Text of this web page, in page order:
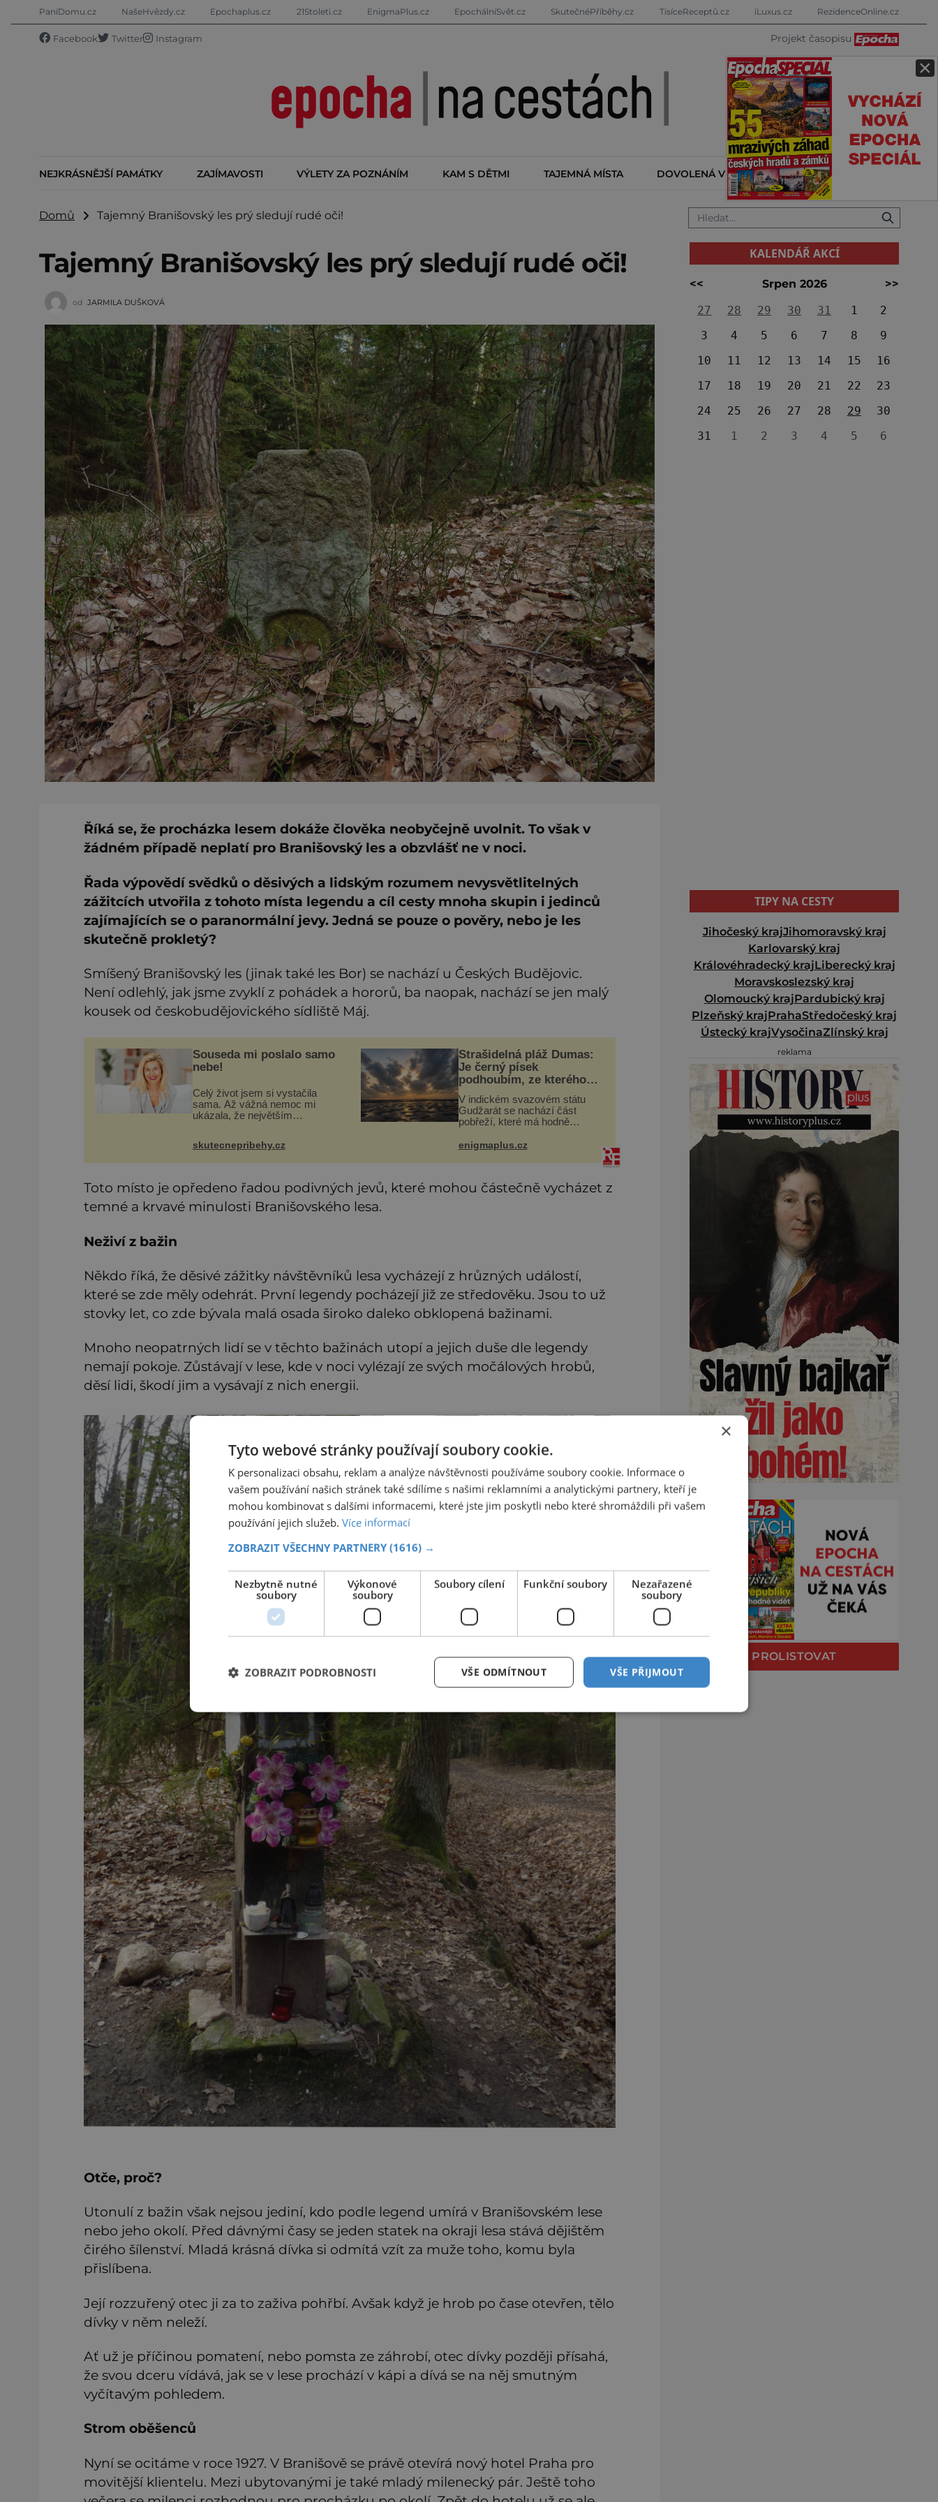
×
PaníDomu.cz NašeHvězdy.cz Epochaplus.cz 21Stoleti.cz EnigmaPlus.cz EpochálníSvět.cz SkutečnéPříběhy.cz TisíceReceptů.cz iLuxus.cz RezidenceOnline.cz
Facebook Twitter Instagram Projekt časopisu
NEJKRÁSNĚJŠÍ PAMÁTKY ZAJÍMAVOSTI VÝLETY ZA POZNÁNÍM KAM S DĚTMI TAJEMNÁ MÍSTA DOVOLENÁ V ZAHRANIČÍ KALENDÁŘ AKCÍ
Domů Tajemný Branišovský les prý sledují rudé oči!
Tajemný Branišovský les prý sledují rudé oči!
od JARMILA DUŠKOVÁ
Říká se, že procházka lesem dokáže člověka neobyčejně uvolnit. To však v
žádném případě neplatí pro Branišovský les a obzvlášť ne v noci.
Řada výpovědí svědků o děsivých a lidským rozumem nevysvětlitelných
zážitcích utvořila z tohoto místa legendu a cíl cesty mnoha skupin i jedinců
zajímajících se o paranormální jevy. Jedná se pouze o pověry, nebo je les
skutečně prokletý?
Smíšený Branišovský les (jinak také les Bor) se nachází u Českých Budějovic.
Není odlehlý, jak jsme zvyklí z pohádek a hororů, ba naopak, nachází se jen malý
kousek od českobudějovického sídliště Máj.
Souseda mi poslalo samo
nebe!
Celý život jsem si vystačila
sama. Až vážná nemoc mi
ukázala, že největším
ochotný podat pomocnou ruku.
Vždycky jsem byla spíš
skutecnepribehy.cz
Strašidelná pláž Dumas:
Je černý písek
podhoubím, ze kterého
roste zlo?
V indickém svazovém státu
Gudžarát se nachází část
pobřeží, které má hodně
přispívá i černý písek této
netypické zbarvení? Nakolik
enigmaplus.cz
Toto místo je opředeno řadou podivných jevů, které mohou částečně vycházet z
temné a krvavé minulosti Branišovského lesa.
Neživí z bažin
Někdo říká, že děsivé zážitky návštěvníků lesa vycházejí z hrůzných událostí,
které se zde měly odehrát. První legendy pocházejí již ze středověku. Jsou to už
stovky let, co zde bývala malá osada široko daleko obklopená bažinami.
Mnoho neopatrných lidí se v těchto bažinách utopí a jejich duše dle legendy
nemají pokoje. Zůstávají v lese, kde v noci vylézají ze svých močálových hrobů,
děsí lidi, škodí jim a vysávají z nich energii.
Otče, proč?
Utonulí z bažin však nejsou jediní, kdo podle legend umírá v Branišovském lese
nebo jeho okolí. Před dávnými časy se jeden statek na okraji lesa stává dějištěm
čirého šílenství. Mladá krásná dívka si odmítá vzít za muže toho, komu byla
přislíbena.
Její rozzuřený otec ji za to zaživa pohřbí. Avšak když je hrob po čase otevřen, tělo
dívky v něm neleží.
Ať už je příčinou pomatení, nebo pomsta ze záhrobí, otec dívky později přísahá,
že svou dceru vídává, jak se v lese prochází v kápi a dívá se na něj smutným
vyčítavým pohledem.
Strom oběšenců
Nyní se ocitáme v roce 1927. V Branišově se právě otevírá nový hotel Praha pro
movitější klientelu. Mezi ubytovanými je také mladý milenecký pár. Ještě toho
KALENDÁŘ AKCÍ
<< Srpen 2026
>>
27
28 29 30 31 1
2
3
4 5 6 7 8
9
10
11 12 13 14 15
16
17
18 19 20 21 22
23
24
25 26 27 28 29
30
31
1 2 3 4 5 6
TIPY NA CESTY
Jihočeský krajJihomoravský kraj
Karlovarský kraj
Královéhradecký krajLiberecký kraj
Moravskoslezský kraj
Olomoucký krajPardubický kraj
Plzeňský krajPrahaStředočeský kraj
Ústecký krajVysočinaZlínský kraj
reklama
PROLISTOVAT
×
Tyto webové stránky používají soubory cookie.
K personalizaci obsahu, reklam a analýze návštěvnosti používáme soubory cookie. Informace o
vašem používání našich stránek také sdílíme s našimi reklamními a analytickými partnery, kteří je
mohou kombinovat s dalšími informacemi, které jste jim poskytli nebo které shromáždili při vašem
používání jejich služeb. Více informací
ZOBRAZIT VŠECHNY PARTNERY (1616) →
Nezbytně nutné
soubory
Výkonové
soubory
Soubory cílení Funkční soubory
Nezařazené
soubory
VŠE PŘIJMOUT
VŠE ODMÍTNOUT
ZOBRAZIT PODROBNOSTI